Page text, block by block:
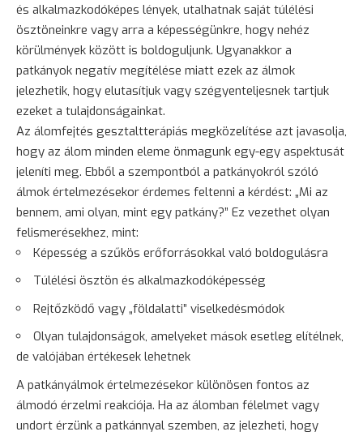
és alkalmazkodóképes lények, utalhatnak saját túlélési
ösztöneinkre vagy arra a képességünkre, hogy nehéz
körülmények között is boldoguljunk. Ugyanakkor a
patkányok negatív megítélése miatt ezek az álmok
jelezhetik, hogy elutasítjuk vagy szégyenteljesnek tartjuk
ezeket a tulajdonságainkat.
Az álomfejtés gesztaltterápiás megközelítése azt javasolja,
hogy az álom minden eleme önmagunk egy-egy aspektusát
jeleníti meg. Ebből a szempontból a patkányokról szóló
álmok értelmezésekor érdemes feltenni a kérdést: „Mi az
bennem, ami olyan, mint egy patkány?” Ez vezethet olyan
felismerésekhez, mint:
Képesség a szűkös erőforrásokkal való boldogulásra
Túlélési ösztön és alkalmazkodóképesség
Rejtőzködő vagy „földalatti” viselkedésmódok
Olyan tulajdonságok, amelyeket mások esetleg elítélnek,
de valójában értékesek lehetnek
A patkányálmok értelmezésekor különösen fontos az
álmodó érzelmi reakciója. Ha az álomban félelmet vagy
undort érzünk a patkánnyal szemben, az jelezheti, hogy